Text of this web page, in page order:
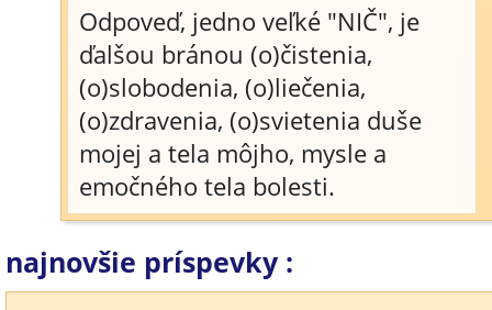
Odpoveď, jedno veľké "NIČ", je
ďalšou bránou (o)čistenia,
(o)slobodenia, (o)liečenia,
(o)zdravenia, (o)svietenia duše
mojej a tela môjho, mysle a
emočného tela bolesti.
najnovšie príspevky :